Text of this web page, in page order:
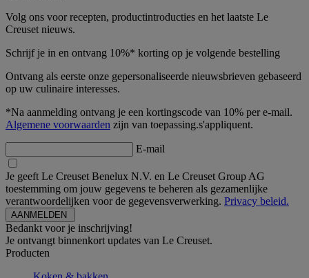
Volg ons voor recepten, productintroducties en het laatste Le
Creuset nieuws.
Schrijf je in en ontvang 10%* korting op je volgende bestelling
Ontvang als eerste onze gepersonaliseerde nieuwsbrieven gebaseerd
op uw culinaire interesses.
*Na aanmelding ontvang je een kortingscode van 10% per e-mail.
Algemene voorwaarden zijn van toepassing.s'appliquent.
E-mail
Je geeft Le Creuset Benelux N.V. en Le Creuset Group AG
toestemming om jouw gegevens te beheren als gezamenlijke
verantwoordelijken voor de gegevensverwerking. Privacy beleid.
Bedankt voor je inschrijving!
Je ontvangt binnenkort updates van Le Creuset.
Producten